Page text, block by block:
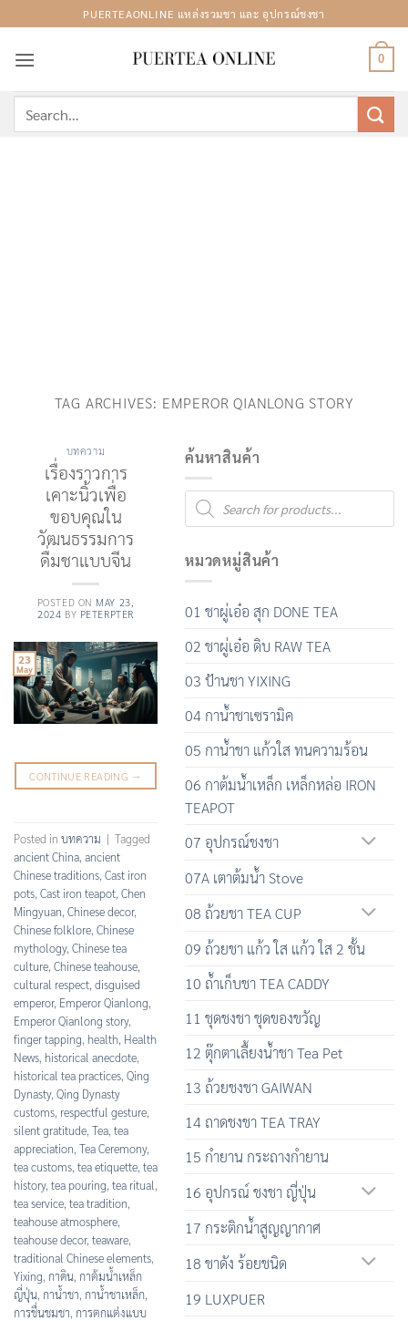
to
content
PUERTEAONLINE แหล่งรวมชา และ อุปกรณ์ชงชา
0
for:
TAG ARCHIVES: EMPEROR QIANLONG STORY
บทความ
เรื่องราวการ
เคาะนิ้วเพื่อ
ขอบคุณใน
วัฒนธรรมการ
ดื่มชาแบบจีน
POSTED ON MAY 23,
2024 BY PETERPTER
23
May
CONTINUE READING →
Posted in บทความ | Tagged
ancient China, ancient
Chinese traditions, Cast iron
pots, Cast iron teapot, Chen
Mingyuan, Chinese decor,
Chinese folklore, Chinese
mythology, Chinese tea
culture, Chinese teahouse,
cultural respect, disguised
emperor, Emperor Qianlong,
Emperor Qianlong story,
finger tapping, health, Health
News, historical anecdote,
historical tea practices, Qing
Dynasty, Qing Dynasty
customs, respectful gesture,
silent gratitude, Tea, tea
appreciation, Tea Ceremony,
tea customs, tea etiquette, tea
history, tea pouring, tea ritual,
tea service, tea tradition,
teahouse atmosphere,
teahouse decor, teaware,
traditional Chinese elements,
Yixing, กาดิน, กาต้มน้ำเหล็ก
ญี่ปุ่น, กาน้ำชา, กาน้ำชาเหล็ก,
การชื่นชมชา, การตกแต่งแบบ
ค้นหาสินค้า
Products
search
หมวดหมู่สินค้า
01 ชาผู่เอ๋อ สุก DONE TEA
02 ชาผู่เอ๋อ ดิบ RAW TEA
03 ป้านชา YIXING
04 กาน้ำชาเซรามิค
05 กาน้ำชา แก้วใส ทนความร้อน
06 กาต้มน้ำเหล็ก เหล็กหล่อ IRON
TEAPOT
07 อุปกรณ์ชงชา
07A เตาต้มน้ำ Stove
08 ถ้วยชา TEA CUP
09 ถ้วยชา แก้ว ใส แก้ว ใส 2 ชั้น
10 ถ้ำเก็บชา TEA CADDY
11 ชุดชงชา ชุดของขวัญ
12 ตุ๊กตาเลื้ยงน้ำชา Tea Pet
13 ถ้วยชงชา GAIWAN
14 ถาดชงชา TEA TRAY
15 กำยาน กระถางกำยาน
16 อุปกรณ์ ชงชา ญี่ปุ่น
17 กระติกน้ำสูญญากาศ
18 ชาดัง ร้อยชนิด
19 LUXPUER